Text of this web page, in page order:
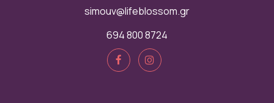
simouv@lifeblossom.gr
694 800 8724